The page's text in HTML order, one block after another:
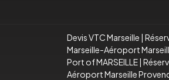
Devis VTC Marseille |
Marseille-Aéroport
Port of MARSEILLE|
Aéroport Marseille